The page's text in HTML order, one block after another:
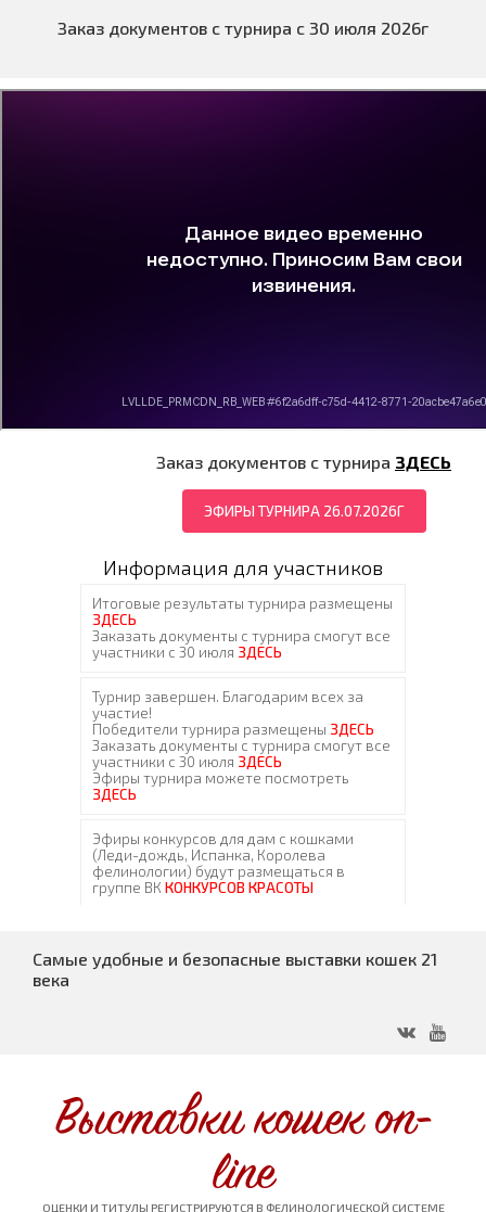
Заказ документов с турнира с 30 июля 2026г
Заказ документов с турнира ЗДЕСЬ
ЭФИРЫ ТУРНИРА 26.07.2026Г
Информация для участников
Самые удобные и безопасные выставки кошек 21
века
Выставки кошек on-
line
ОЦЕНКИ И ТИТУЛЫ РЕГИСТРИРУЮТСЯ В ФЕЛИНОЛОГИЧЕСКОЙ СИСТЕМЕ